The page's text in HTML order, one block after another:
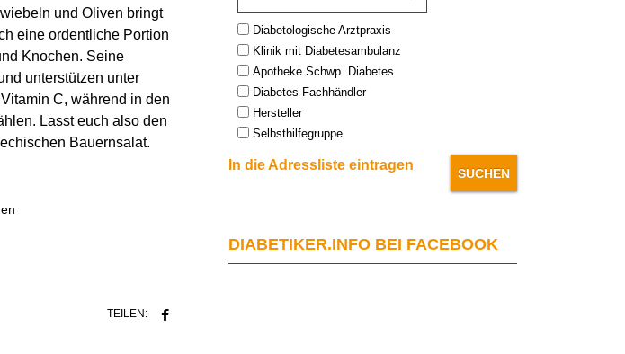
und Oliven bringt
eine ordentliche Portion
Knochen. Seine
unterstützen unter
C, während in den
Lasst euch also den
Bauernsalat.
TEILEN:
Type:Diabetologische Arztpraxis
Klinik mit Diabetesambulanz
Apotheke Schwp. Diabetes
Diabetes-Fachhändler
Hersteller
Selbsthilfegruppe
In die Adressliste eintragen
DIABETIKER.INFO BEI FACEBOOK